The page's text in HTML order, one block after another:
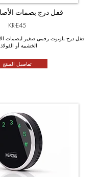
قفل درج بصمات
KR-E45
الخشبية أو
تفاصيل المنتج